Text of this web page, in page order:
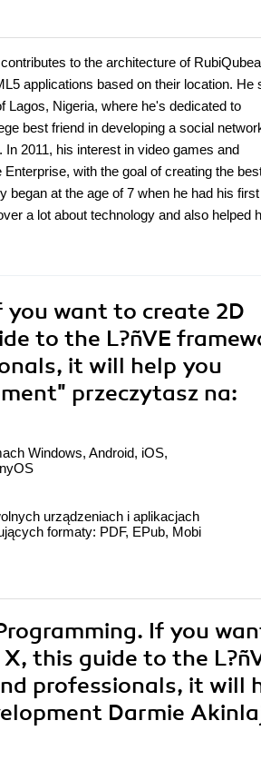
to the architecture of
applications based on their location. He
Lagos, Nigeria, where he's dedicated to
best friend in developing a social
2011, his interest in video games and
with the goal of creating the
began at the age of 7 when he had his first
a lot about technology and also helped
you want to create 2D
to the L?ñVE
it will help you
przeczytasz na:
Windows, Android, iOS,
urządzeniach i aplikacjach
formaty: PDF, EPub, Mobi
If you
this guide to the
professionals, it will
Darmie